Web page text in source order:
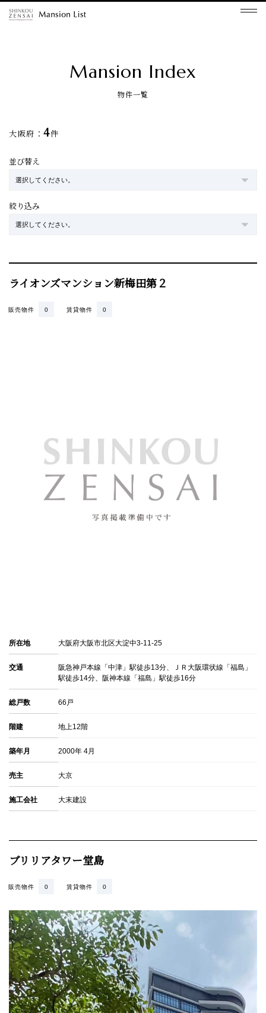
Mansion Index
物件一覧
大阪府： 4件
並び替え
絞り込み
ライオンズマンション新梅田第２
賃貸物件 0
販売物件 0
所在地 大阪府大阪市北区大淀中3-11-25
交通
阪急神戸本線「中津」駅徒歩13分、ＪＲ大阪環状線「福島」
駅徒歩14分、阪神本線「福島」駅徒歩16分
総戸数 66戸
階建 地上12階
築年月 2000年 4月
売主 大京
施工会社 大末建設
ブリリアタワー堂島
賃貸物件 0
販売物件 0